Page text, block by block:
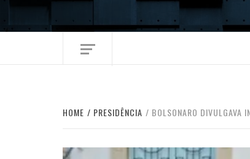
HOME PRESIDÊNCIA BOLSONARO DIVULGAVA